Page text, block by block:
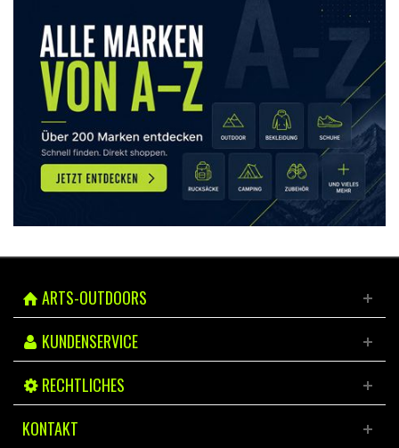
ARTS-OUTDOORS
KUNDENSERVICE
RECHTLICHES
KONTAKT